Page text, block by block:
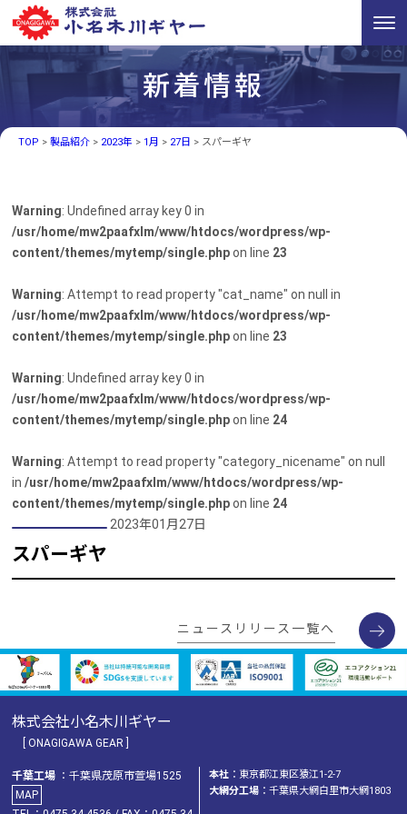
新着情報
TOP >製品紹介 > 2023年 > 1月 > 27日 > スパーギヤ
Warning: Undefined array key 0 in
/usr/home/mw2paafxlm/www/htdocs/wordpress/wp-
content/themes/mytemp/single.phpon line 23
Warning: Attempt to read property "cat_name" on null in
/usr/home/mw2paafxlm/www/htdocs/wordpress/wp-
content/themes/mytemp/single.phpon line 23
Warning: Undefined array key 0 in
/usr/home/mw2paafxlm/www/htdocs/wordpress/wp-
content/themes/mytemp/single.phpon line 24
Warning: Attempt to read property "category_nicename" on null
in/usr/home/mw2paafxlm/www/htdocs/wordpress/wp-
content/themes/mytemp/single.phpon line 24
2023年01月27日
スパーギヤ
ニュースリリース一覧へ
株式会社小名木川ギヤー
[ ONAGIGAWA GEAR ]
千葉工場 ：千葉県茂原市萱場1525
MAP
本社：東京都江東区猿江1-2-7
大網分工場：千葉県大網白里市大網1803